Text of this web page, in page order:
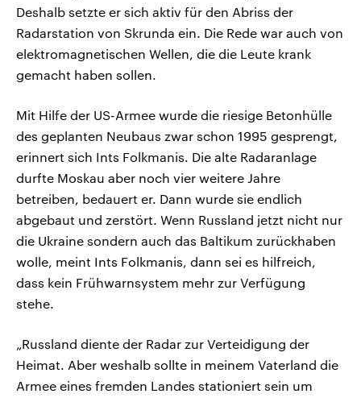
Deshalb setzte er sich aktiv für den Abriss der
Radarstation von Skrunda ein. Die Rede war auch von
elektromagnetischen Wellen, die die Leute krank
gemacht haben sollen.
Mit Hilfe der US-Armee wurde die riesige Betonhülle
des geplanten Neubaus zwar schon 1995 gesprengt,
erinnert sich Ints Folkmanis. Die alte Radaranlage
durfte Moskau aber noch vier weitere Jahre
betreiben, bedauert er. Dann wurde sie endlich
abgebaut und zerstört. Wenn Russland jetzt nicht nur
die Ukraine sondern auch das Baltikum zurückhaben
wolle, meint Ints Folkmanis, dann sei es hilfreich,
dass kein Frühwarnsystem mehr zur Verfügung
stehe.
„Russland diente der Radar zur Verteidigung der
Heimat. Aber weshalb sollte in meinem Vaterland die
Armee eines fremden Landes stationiert sein um